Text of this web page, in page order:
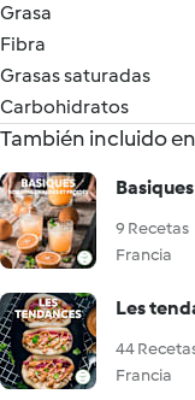
Grasa
Fibra
Grasas saturadas
Carbohidratos
También incluido en
9 Recetas
Francia
Les
44
Francia